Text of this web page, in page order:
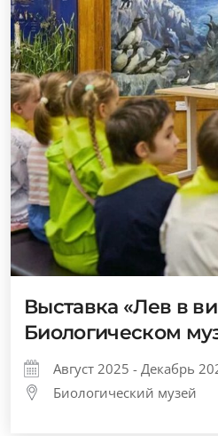
Выставка «Лев в
Биологическом
Август 2025 - Декабрь
Биологический музей